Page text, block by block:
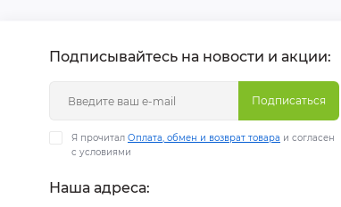
Подписывайтесь на новости и акции:
Подписаться
Я прочитал Оплата, обмен и возврат товара и согласен
с условиями
Наша адреса: